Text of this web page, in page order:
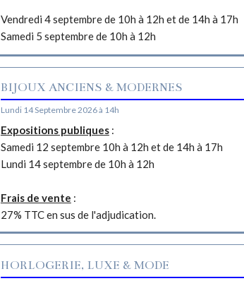
Vendredi 4 septembre de 10h à 12h et de 14h à 17h
Samedi 5 septembre de 10h à 12h
BIJOUX ANCIENS & MODERNES
Lundi 14 Septembre 2026 à 14h
Expositions publiques:
Samedi 12 septembre 10h à 12h et de 14h à 17h
Lundi 14 septembre de 10h à 12h
Frais de vente :
27% TTC en sus de l'adjudication.
HORLOGERIE, LUXE & MODE